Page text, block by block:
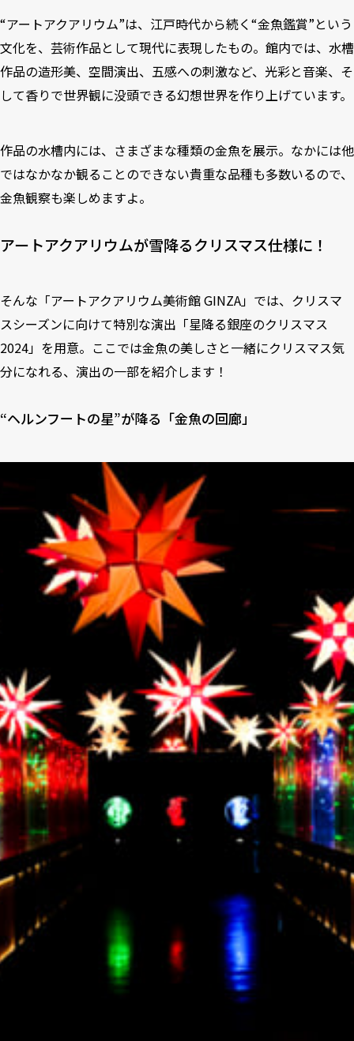
“アートアクアリウム”は、江戸時代から続く“金魚鑑賞”という
文化を、芸術作品として現代に表現したもの。館内では、水槽
作品の造形美、空間演出、五感への刺激など、光彩と音楽、そ
して香りで世界観に没頭できる幻想世界を作り上げています。
作品の水槽内には、さまざまな種類の金魚を展示。なかには他
ではなかなか観ることのできない貴重な品種も多数いるので、
金魚観察も楽しめますよ。
アートアクアリウムが雪降るクリスマス仕様に！
そんな「アートアクアリウム美術館 GINZA」では、クリスマ
スシーズンに向けて特別な演出「星降る銀座のクリスマス
2024」を用意。ここでは金魚の美しさと一緒にクリスマス気
分になれる、演出の一部を紹介します！
“ヘルンフートの星”が降る「金魚の回廊」